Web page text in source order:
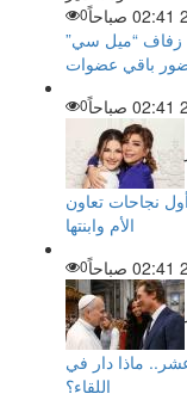
0
زفاف “ميل سي”
0
نجاحات تعاون
الأم وابنتها
0
عشر.. ماذا دار في
اللقاء؟